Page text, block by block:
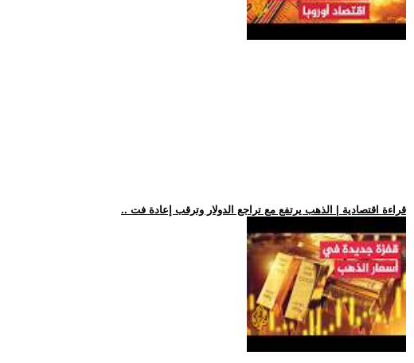
.. قراءة اقتصادية | الذهب يرتفع مع تراجع الدولار وترقب إعادة فت